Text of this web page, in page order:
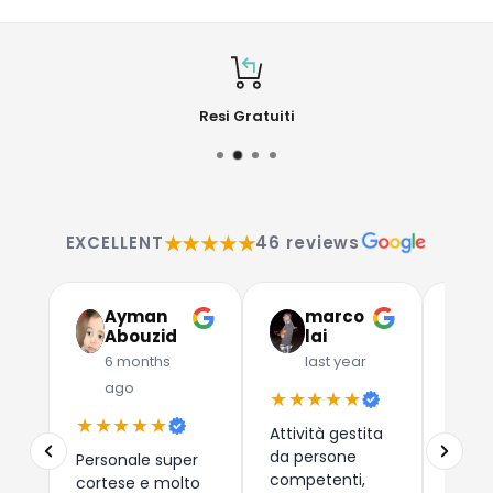
Resi Gratuiti
EXCELLENT★★★★★46 reviews
Ayman
Abouzid
6 months
ago
★★★★★
Personale super
cortese e molto
marco
lai
last year
★★★★★
Attività gestita
da persone
competenti,
Due
che